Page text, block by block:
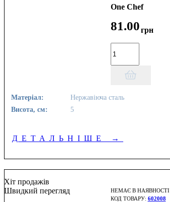
One Chef
81.00грн
Матеріал:
Нержавіюча сталь
Висота, см:
5
ДЕТАЛЬНІШЕ →
Хіт продажів
Швидкий перегляд
НЕМАЄ В НАЯВНОСТІ
602008